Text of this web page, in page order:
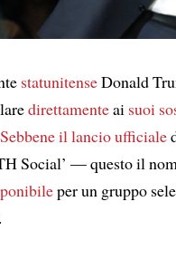
statunitenseDonald
direttamenteai suoi
Sebbeneil lancio ufficiale
Social’ — questo il
per un gruppo